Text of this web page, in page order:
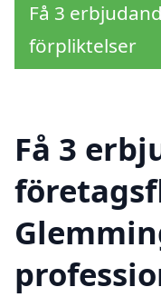
Få 3
förpliktelser
Få 3